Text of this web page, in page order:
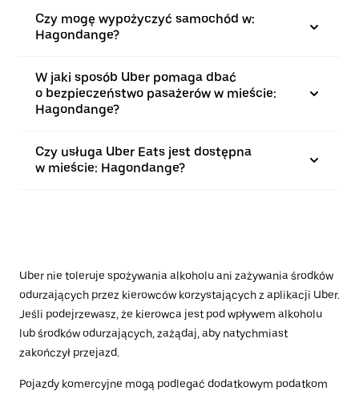
Czy mogę wypożyczyć samochód w:
Hagondange?
W jaki sposób Uber pomaga dbać
o bezpieczeństwo pasażerów w mieście:
Hagondange?
Czy usługa Uber Eats jest dostępna
w mieście: Hagondange?
Uber nie toleruje spożywania alkoholu ani zażywania środków
odurzających przez kierowców korzystających z aplikacji Uber.
Jeśli podejrzewasz, że kierowca jest pod wpływem alkoholu
lub środków odurzających, zażądaj, aby natychmiast
zakończył przejazd.
Pojazdy komercyjne mogą podlegać dodatkowym podatkom